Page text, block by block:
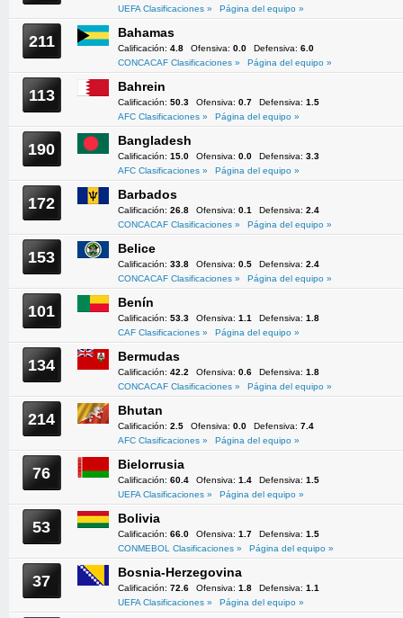
UEFA Clasificaciones »
Página del equipo »
211 Bahamas
Calificación: 4.8 Ofensiva: 0.0 Defensiva: 6.0
CONCACAF Clasificaciones »
Página del equipo »
113 Bahrein
Calificación: 50.3 Ofensiva: 0.7 Defensiva: 1.5
AFC Clasificaciones »
Página del equipo »
190 Bangladesh
Calificación: 15.0 Ofensiva: 0.0 Defensiva: 3.3
AFC Clasificaciones »
Página del equipo »
172 Barbados
Calificación: 26.8 Ofensiva: 0.1 Defensiva: 2.4
CONCACAF Clasificaciones »
Página del equipo »
153 Belice
Calificación: 33.8 Ofensiva: 0.5 Defensiva: 2.4
CONCACAF Clasificaciones »
Página del equipo »
101 Benín
Calificación: 53.3 Ofensiva: 1.1 Defensiva: 1.8
CAF Clasificaciones »
Página del equipo »
134 Bermudas
Calificación: 42.2 Ofensiva: 0.6 Defensiva: 1.8
CONCACAF Clasificaciones »
Página del equipo »
214 Bhutan
Calificación: 2.5 Ofensiva: 0.0 Defensiva: 7.4
AFC Clasificaciones »
Página del equipo »
76 Bielorrusia
Calificación: 60.4 Ofensiva: 1.4 Defensiva: 1.5
UEFA Clasificaciones »
Página del equipo »
53 Bolivia
Calificación: 66.0 Ofensiva: 1.7 Defensiva: 1.5
CONMEBOL Clasificaciones »
Página del equipo »
37 Bosnia-Herzegovina
Calificación: 72.6 Ofensiva: 1.8 Defensiva: 1.1
UEFA Clasificaciones »
Página del equipo »